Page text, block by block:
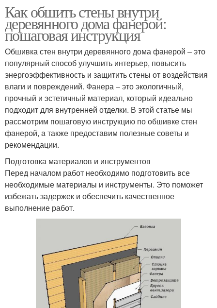
Как обшить стены внутри
деревянного дома фанерой:
пошаговая инструкция
Обшивка стен внутри деревянного дома фанерой – это
популярный способ улучшить интерьер, повысить
энергоэффективность и защитить стены от воздействия
влаги и повреждений. Фанера – это экологичный,
прочный и эстетичный материал, который идеально
подходит для внутренней отделки. В этой статье мы
рассмотрим пошаговую инструкцию по обшивке стен
фанерой, а также предоставим полезные советы и
рекомендации.
Подготовка материалов и инструментов
Перед началом работ необходимо подготовить все
необходимые материалы и инструменты. Это поможет
избежать задержек и обеспечить качественное
выполнение работ.